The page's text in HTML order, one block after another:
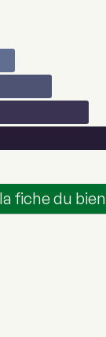
fiche du bien